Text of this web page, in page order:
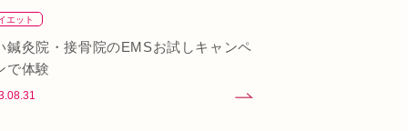
エット
鍼灸院・接骨院のEMSお試しキャンペ
で体験